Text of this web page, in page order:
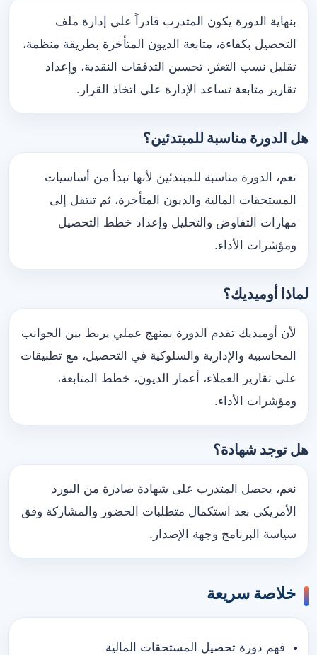
بنهاية الدورة يكون المتدرب قادراً على إدارة ملف
التحصيل بكفاءة، متابعة الديون المتأخرة بطريقة منظمة،
تقليل نسب التعثر، تحسين التدفقات النقدية، وإعداد
تقارير متابعة تساعد الإدارة على اتخاذ القرار.
هل الدورة مناسبة للمبتدئين؟
نعم، الدورة مناسبة للمبتدئين لأنها تبدأ من أساسيات
المستحقات المالية والديون المتأخرة، ثم تنتقل إلى
مهارات التفاوض والتحليل وإعداد خطط التحصيل
ومؤشرات الأداء.
لماذا أوميديك؟
لأن أوميديك تقدم الدورة بمنهج عملي يربط بين الجوانب
المحاسبية والإدارية والسلوكية في التحصيل، مع تطبيقات
على تقارير العملاء، أعمار الديون، خطط المتابعة،
ومؤشرات الأداء.
هل توجد شهادة؟
نعم، يحصل المتدرب على شهادة صادرة من البورد
الأمريكي بعد استكمال متطلبات الحضور والمشاركة وفق
سياسة البرنامج وجهة الإصدار.
خلاصة سريعة
فهم دورة تحصيل المستحقات المالية